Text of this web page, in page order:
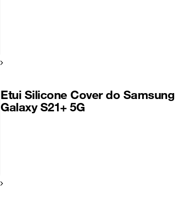
Pokaż następny
Pokaż następny
Etui Silicone Cover do Samsung
Galaxy S21+ 5G